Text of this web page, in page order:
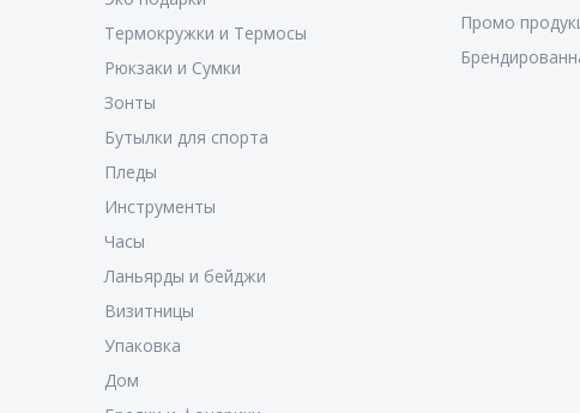
Термокружки и Термосы
Рюкзаки и Сумки
Зонты
Бутылки для спорта
Пледы
Инструменты
Часы
Ланьярды и бейджи
Визитницы
Упаковка
Дом
Промо